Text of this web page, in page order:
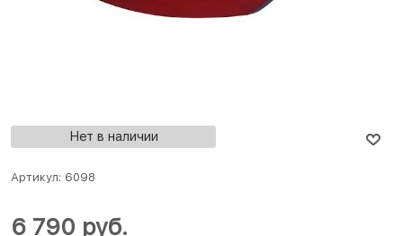
Нет в наличии
Артикул: 6098
6 790 руб.